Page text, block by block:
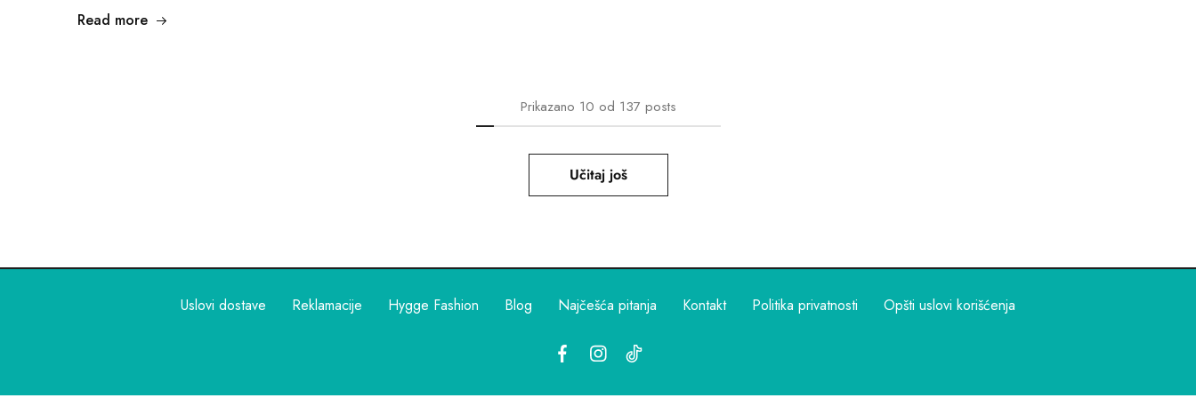
Read more
Prikazano 10 od 137 posts
Učitaj još
Uslovi dostave Reklamacije Hygge Fashion Blog Najčešća pitanja Kontakt Politika privatnosti Opšti uslovi korišćenja